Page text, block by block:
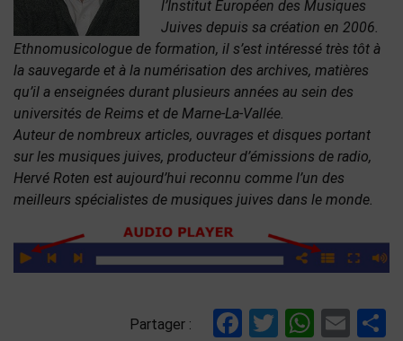
l’Institut Européen des Musiques
Juives depuis sa création en 2006.
Ethnomusicologue de formation, il s’est intéressé très tôt à
la sauvegarde et à la numérisation des archives, matières
qu’il a enseignées durant plusieurs années au sein des
universités de Reims et de Marne-La-Vallée.
Auteur de nombreux articles, ouvrages et disques portant
sur les musiques juives, producteur d’émissions de radio,
Hervé Roten est aujourd’hui reconnu comme l’un des
meilleurs spécialistes de musiques juives dans le monde.
Partager : Facebook
Twitter